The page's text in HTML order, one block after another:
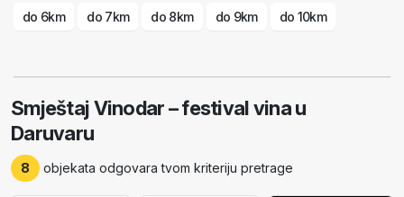
do 6km do 7km do 8km do 9km do 10km
Smještaj Vinodar – festival vina u
Daruvaru
8 objekata odgovara tvom kriteriju pretrage